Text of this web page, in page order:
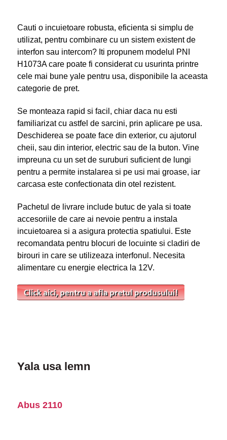
Cauti o incuietoare robusta, eficienta si simplu de
utilizat, pentru combinare cu un sistem existent de
interfon sau intercom? Iti propunem modelul PNI
H1073A care poate fi considerat cu usurinta printre
cele mai bune yale pentru usa, disponibile la aceasta
categorie de pret.
Se monteaza rapid si facil, chiar daca nu esti
familiarizat cu astfel de sarcini, prin aplicare pe usa.
Deschiderea se poate face din exterior, cu ajutorul
cheii, sau din interior, electric sau de la buton. Vine
impreuna cu un set de suruburi suficient de lungi
pentru a permite instalarea si pe usi mai groase, iar
carcasa este confectionata din otel rezistent.
Pachetul de livrare include butuc de yala si toate
accesoriile de care ai nevoie pentru a instala
incuietoarea si a asigura protectia spatiului. Este
recomandata pentru blocuri de locuinte si cladiri de
birouri in care se utilizeaza interfonul. Necesita
alimentare cu energie electrica la 12V.
Yala usa lemn
Abus 2110